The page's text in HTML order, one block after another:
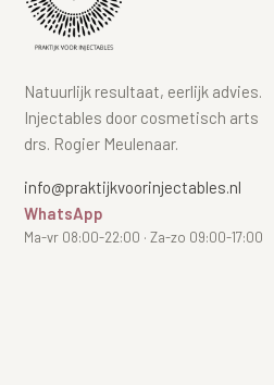
Natuurlijk resultaat, eerlijk advies.
Injectables door cosmetisch arts
drs. Rogier Meulenaar.
info@praktijkvoorinjectables.nl
WhatsApp
Ma-vr 08:00-22:00 · Za-zo 09:00-17:00